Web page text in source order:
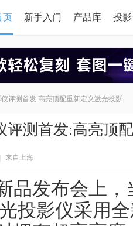
页 新手入门 产品库 投
评测首发:高亮顶配重新定义激光投影
评测首发:高亮顶
来自上海
品发布会上
投影仪采用